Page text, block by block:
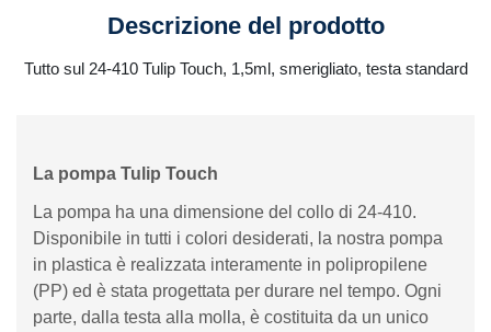
Descrizione del prodotto
Tutto sul 24-410 Tulip Touch, 1,5ml, smerigliato, testa standard
La pompa Tulip Touch
La pompa ha una dimensione del collo di 24-410.
Disponibile in tutti i colori desiderati, la nostra pompa
in plastica è realizzata interamente in polipropilene
(PP) ed è stata progettata per durare nel tempo. Ogni
parte, dalla testa alla molla, è costituita da un unico